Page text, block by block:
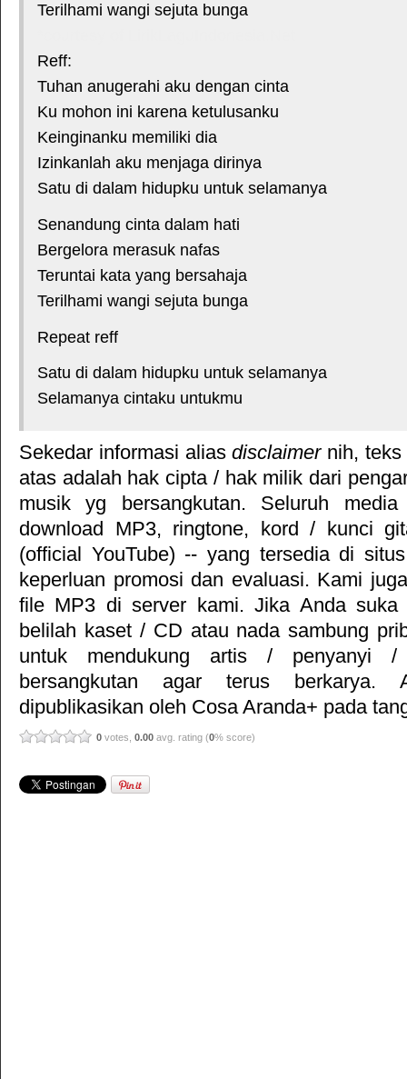
Terilhami wangi sejuta bunga
Reff:
Tuhan anugerahi aku dengan cinta
Ku mohon ini karena ketulusanku
Keinginanku memiliki dia
Izinkanlah aku menjaga dirinya
Satu di dalam hidupku untuk selamanya
Senandung cinta dalam hati
Bergelora merasuk nafas
Teruntai kata yang bersahaja
Terilhami wangi sejuta bunga
Repeat reff
Satu di dalam hidupku untuk selamanya
Selamanya cintaku untukmu
Sekedar informasi aliasdisclaimernih, teks
atas adalah hak cipta / hak milik dari
musik yg bersangkutan. Seluruh
download MP3, ringtone, kord / kunci
(official YouTube) -- yang tersedia di
keperluan promosi dan evaluasi. Kami
file MP3 di server kami. Jika Anda
belilah kaset / CD atau nada sambung
untuk mendukung artis / penyanyi
bersangkutan agar terus berkarya.
dipublikasikan oleh Cosa Aranda+ pada
0 votes, 0.00 avg. rating (0% score)